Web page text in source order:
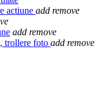
actiune add remove
add remove
trollere foto add remove